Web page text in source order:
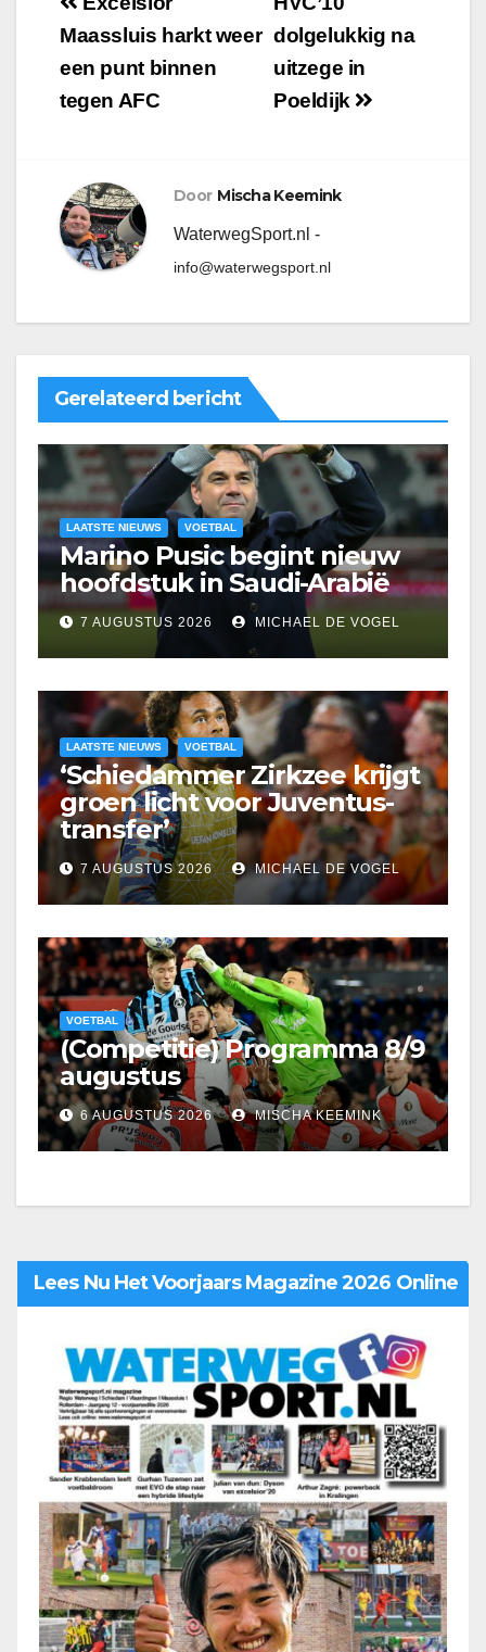
dolgelukkig na
uitzege in
Poeldijk
Maassluis harkt weer
een punt binnen
tegen AFC
Door Mischa Keemink
WaterwegSport.nl -
info@waterwegsport.nl
Gerelateerd bericht
LAATSTE NIEUWS VOETBAL
Marino Pusic begint nieuw
hoofdstuk in Saudi-Arabië
7 AUGUSTUS 2026 MICHAEL DE VOGEL
LAATSTE NIEUWS VOETBAL
‘Schiedammer Zirkzee krijgt
groen licht voor Juventus-
transfer’
7 AUGUSTUS 2026 MICHAEL DE VOGEL
VOETBAL
(Competitie) Programma 8/9
augustus
6 AUGUSTUS 2026 MISCHA KEEMINK
Lees Nu Het Voorjaars Magazine 2026 Online